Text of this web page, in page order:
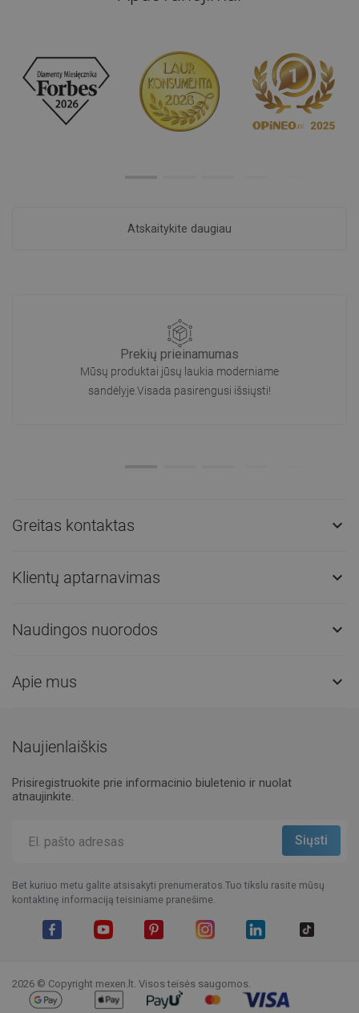
Atskaitykite daugiau
Prekių prieinamumas
Mūsų produktai jūsų laukia moderniame
sandėlyje.Visada pasirengusi išsiųsti!
Greitas kontaktas 
Klientų aptarnavimas 
Naudingos nuorodos 
Apie mus 
Naujienlaiškis
Prisiregistruokite prie informacinio biuletenio ir nuolat
atnaujinkite.
Bet kuriuo metu galite atsisakyti prenumeratos.Tuo tikslu rasite mūsų
kontaktinę informaciją teisiniame pranešime.
2026 © Copyright mexen.lt. Visos teisės saugomos.